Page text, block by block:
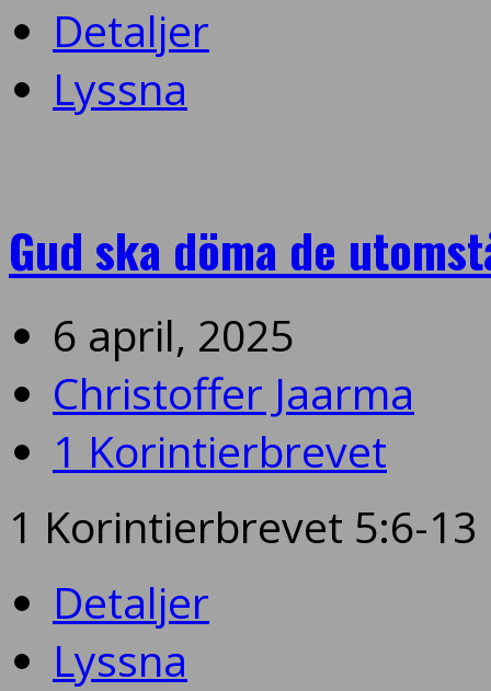
Detaljer
Lyssna
Gud ska döma de
6 april, 2025
Christoffer Jaarma
1 Korintierbrevet
1 Korintierbrevet 5:6-13
Detaljer
Lyssna